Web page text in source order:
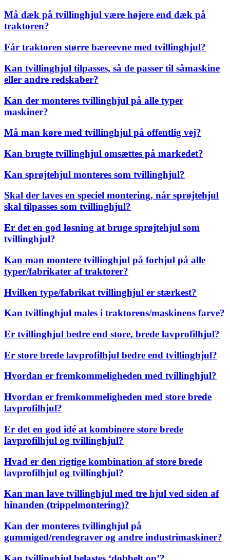
Må dæk på tvillinghjul være højere end dæk på
traktoren?
Får traktoren større bæreevne med tvillinghjul?
Kan tvillinghjul tilpasses, så de passer til såmaskine
eller andre redskaber?
Kan der monteres tvillinghjul på alle typer
maskiner?
Må man køre med tvillinghjul på offentlig vej?
Kan brugte tvillinghjul omsættes på markedet?
Kan sprøjtehjul monteres som tvillinghjul?
Skal der laves en speciel montering, når sprøjtehjul
skal tilpasses som tvillinghjul?
Er det en god løsning at bruge sprøjtehjul som
tvillinghjul?
Kan man montere tvillinghjul på forhjul på alle
typer/fabrikater af traktorer?
Hvilken type/fabrikat tvillinghjul er stærkest?
Kan tvillinghjul males i traktorens/maskinens farve?
Er tvillinghjul bedre end store, brede lavprofilhjul?
Er store brede lavprofilhjul bedre end tvillinghjul?
Hvordan er fremkommeligheden med tvillinghjul?
Hvordan er fremkommeligheden med store brede
lavprofilhjul?
Er det en god idé at kombinere store brede
lavprofilhjul og tvillinghjul?
Hvad er den rigtige kombination af store brede
lavprofilhjul og tvillinghjul?
Kan man lave tvillinghjul med tre hjul ved siden af
hinanden (trippelmontering)?
Kan der monteres tvillinghjul på
gummiged/rendegraver og andre industrimaskiner?